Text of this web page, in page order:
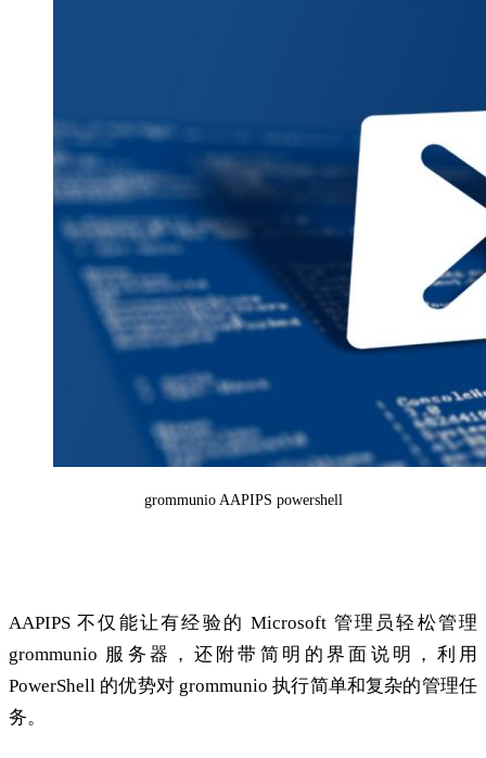
grommunio AAPIPS powershell
AAPIPS 不仅能让有经验的 Microsoft 管理员轻松管理
grommunio 服务器，还附带简明的界面说明，利用
PowerShell 的优势对 grommunio 执行简单和复杂的管理任
务。